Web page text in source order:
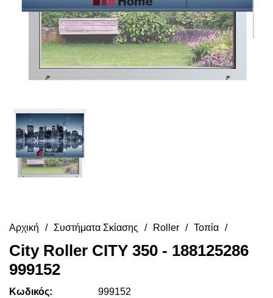
Αρχική Συστήματα Σκίασης Roller Τοπία
City Roller CITY 350 - 188125286
999152
Κωδικός:
999152